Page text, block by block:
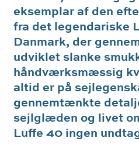
eksemplar af den
fra det legendariske
Danmark, der
udviklet slanke
håndværksmæssig
altid er på
gennemtænkte
sejlglæden og livet
Luffe 40 ingen